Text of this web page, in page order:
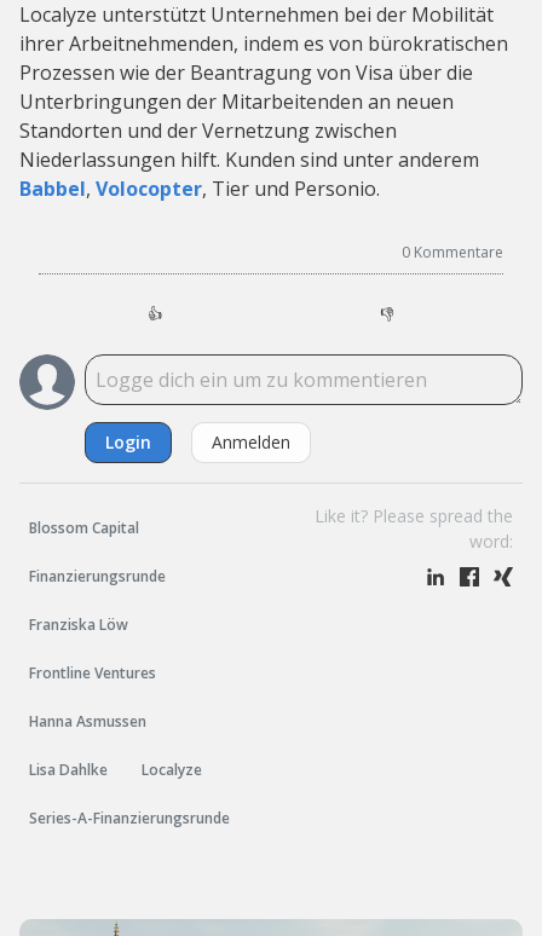
Localyze unterstützt Unternehmen bei der Mobilität
ihrer Arbeitnehmenden, indem es von bürokratischen
Prozessen wie der Beantragung von Visa über die
Unterbringungen der Mitarbeitenden an neuen
Standorten und der Vernetzung zwischen
Niederlassungen hilft. Kunden sind unter anderem
Babbel, Volocopter, Tier und Personio.
0 Kommentare
👍 👎
Login Anmelden
Blossom Capital
Finanzierungsrunde
Franziska Löw
Frontline Ventures
Hanna Asmussen
Lisa Dahlke Localyze
Series-A-Finanzierungsrunde
Like it? Please spread the
word: